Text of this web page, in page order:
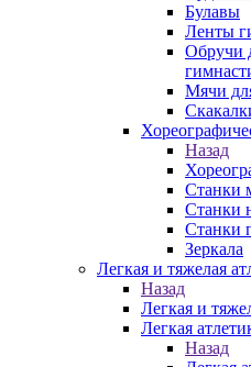
Булавы
Ленты
Обручи
Мячи
Назад
Станки
Станки
Станки
Зеркала
Легкая и тяжелая
Назад
Легкая и
Легкая
Назад